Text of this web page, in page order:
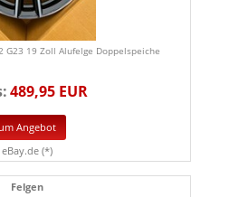
G23 19 Zoll Alufelge Doppelspeiche
489,95 EUR
Angebot
eBay.de (*)
Felgen